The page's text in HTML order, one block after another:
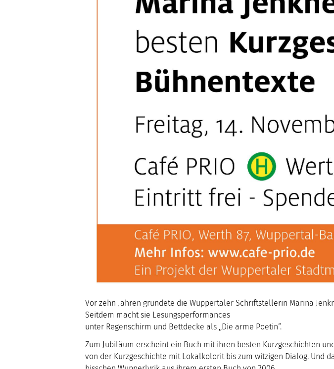
Vor zehn Jahren gründete die Wuppertaler Schriftstellerin Marina
Seitdem macht sie Lesungsperformances
unter Regenschirm und Bettdecke als ,,Die arme Poetin“.
Zum Jubiläum erscheint ein Buch mit ihren besten Kurzgeschichten
von der Kurzgeschichte mit Lokalkolorit bis zum witzigen Dialog. Und